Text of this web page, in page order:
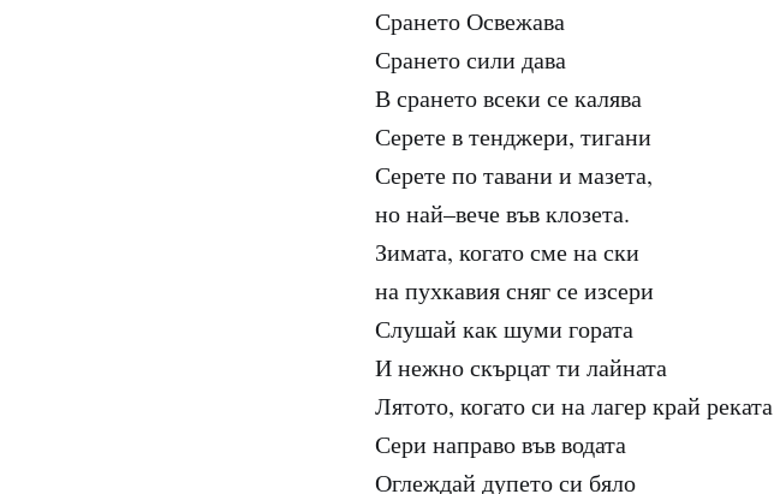
Срането Освежава
Срането сили дава
В срането всеки се калява
Серете в тенджери, тигани
Серете по тавани и мазета,
но най–вече във клозета.
Зимата, когато сме на ски
на пухкавия сняг се изсери
Слушай как шуми гората
И нежно скърцат ти лайната
Лятото, когато си на лагер край реката
Сери направо във водата
Оглеждай дупето си бяло